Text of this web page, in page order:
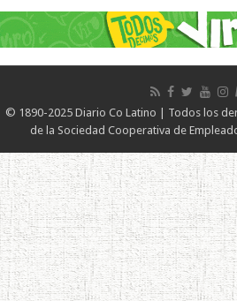
© 1890-2025 Diario Co Latino | Todos los
de la Sociedad Cooperativa de